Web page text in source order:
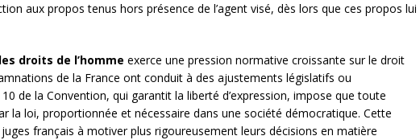
aux propos tenus hors présence de l’agent visé, dès lors que ces propos lui
droits de l’homme exerce une pression normative croissante sur le droit
de la France ont conduit à des ajustements législatifs ou
10 de la Convention, qui garantit la liberté d’expression, impose que toute
la loi, proportionnée et nécessaire dans une société démocratique. Cette
français à motiver plus rigoureusement leurs décisions en matière